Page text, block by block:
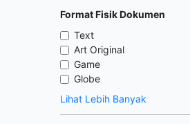
Format Fisik Dokumen
Text
Art Original
Game
Globe
Lihat Lebih Banyak